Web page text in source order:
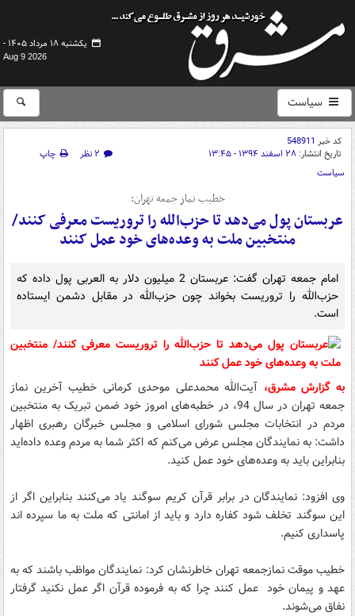
یکشنبه ۱۸ مرداد ۱۴۰۵ -
Aug 9 2026
سیاست
کد خبر 548911
تاریخ انتشار: ۲۸ اسفند ۱۳۹۴ - ۱۳:۴۵ ۲ نظر
چاپ
سیاست
خطیب نماز جمعه تهران:
عربستان پول می‌دهد تا حزب‌الله را تروریست معرفی کنند/
منتخبین ملت به وعده‌های خود عمل کنند
امام جمعه تهران گفت: عربستان 2 میلیون دلار به العربی پول داده که
حزب‌الله را تروریست بخواند چون حزب‌الله در مقابل دشمن ایستاده
است.
به گزارش مشرق، آیت‌الله محمدعلی موحدی کرمانی خطیب آخرین نماز
جمعه تهران در سال 94، در خطبه‌های امروز خود ضمن تبریک به منتخبین
مردم در انتخابات مجلس شورای اسلامی و مجلس خبرگان رهبری اظهار
داشت: به نمایندگان مجلس عرض می‌کنم که اکثر شما به مردم وعده داده‌اید
بنابراین باید به وعده‌های خود عمل کنید.
وی افزود: نمایندگان در برابر قرآن کریم سوگند یاد می‌کنند بنابراین اگر از
این سوگند تخلف شود کفاره دارد و باید از امانتی که ملت به ما سپرده اند
پاسداری کنیم.
خطیب موقت نمازجمعه تهران خاطرنشان کرد: نمایندگان مواظب باشند که به
عهد و پیمان خود عمل کنند چرا که به فرموده قرآن اگر عمل نکنید گرفتار
نفاق می‌شوند.